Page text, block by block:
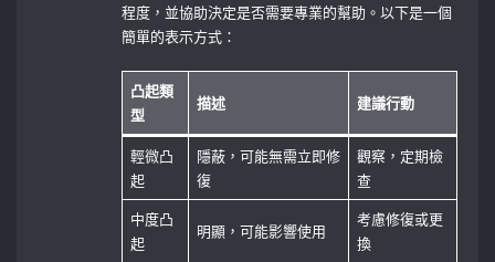
程度，並協助決定是否需要專業的幫助。以下是一個
簡單的表示方式：
凸起類
型
描述 建議行動
輕微凸
起
隱蔽，可能無需立即修
復
觀察，定期檢
查
中度凸
起
明顯，可能影響使用
考慮修復或更
換